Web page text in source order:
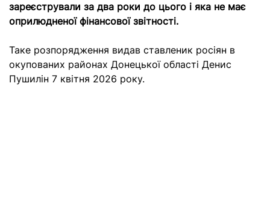
зареєстрували за два роки до цього і яка не має
оприлюдненої фінансової звітності.
Таке розпорядження видав ставленик росіян в
окупованих районах Донецької області Денис
Пушилін 7 квітня 2026 року.